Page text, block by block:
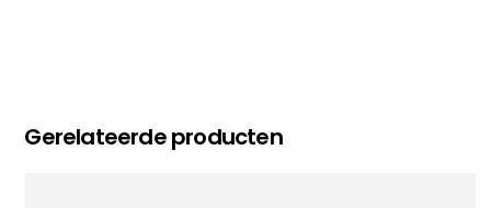
Gerelateerde producten